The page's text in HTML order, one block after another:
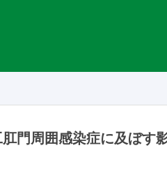
門周囲感染症に及ぼす